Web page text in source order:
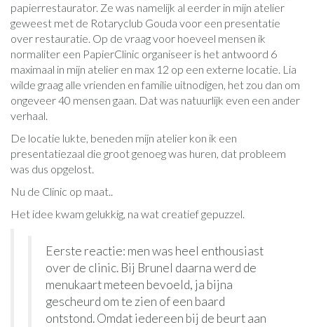
papierrestaurator. Ze was namelijk al eerder in mijn atelier
geweest met de Rotaryclub Gouda voor een presentatie
over restauratie. Op de vraag voor hoeveel mensen ik
normaliter een PapierClinic organiseer is het antwoord 6
maximaal in mijn atelier en max 12 op een externe locatie. Lia
wilde graag alle vrienden en familie uitnodigen, het zou dan om
ongeveer 40 mensen gaan. Dat was natuurlijk even een ander
verhaal.
De locatie lukte, beneden mijn atelier kon ik een
presentatiezaal die groot genoeg was huren, dat probleem
was dus opgelost.
Nu de Clinic op maat..
Het idee kwam gelukkig, na wat creatief gepuzzel.
Eerste reactie: men was heel enthousiast
over de clinic. Bij Brunel daarna werd de
menukaart meteen bevoeld, ja bijna
gescheurd om te zien of een baard
ontstond. Omdat iedereen bij de beurt aan